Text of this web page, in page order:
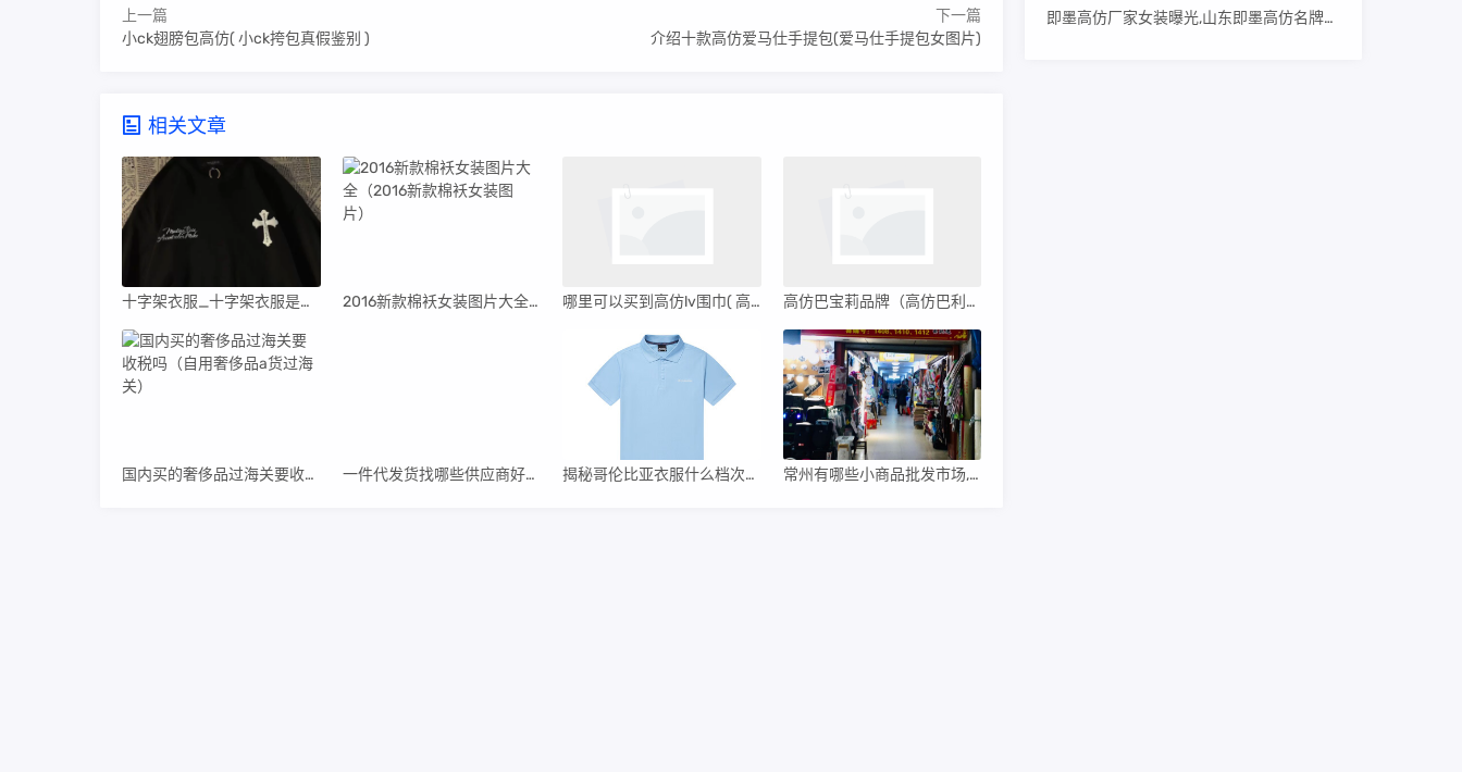
上一篇
小ck翅膀包高仿( 小ck挎包真假鉴别 )
下一篇
介绍十款高仿爱马仕手提包(爱马仕手提包女图片)
相关文章
十字架衣服_十字架衣服是什么牌子 2016新款棉袄女装图片大全（2016新款棉袄女装图片） 哪里可以买到高仿lv围巾( 高仿的lv围巾大概多少钱 ) 高仿巴宝莉品牌（高仿巴利男包的价格）
国内买的奢侈品过海关要收税吗（自用奢侈品a货过海关） 一件代发货找哪些供应商好呢（一件代发货找哪些供应商好） 揭秘哥伦比亚衣服什么档次（世界十大顶级户外品牌排行榜） 常州有哪些小商品批发市场,常州小商品批发市场哪个最大
即墨高仿厂家女装曝光,山东即墨高仿名牌服装